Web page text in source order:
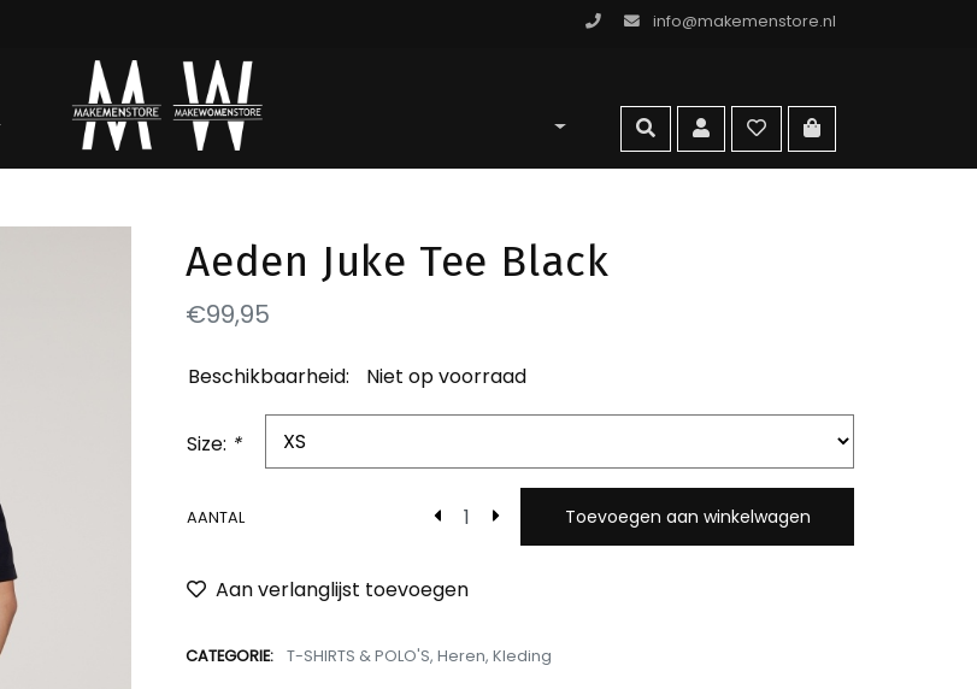
info@makemenstore.nl
ga naar de men store
zoekenaccountwishlistga naar
Aeden Juke Tee Black
€99,95
Beschikbaarheid: Niet op voorraad
Size: *
AANTAL Toevoegen aan winkelwagen
Aan verlanglijst toevoegen
CATEGORIE: T-SHIRTS & POLO'S, Heren, Kleding